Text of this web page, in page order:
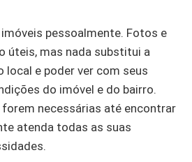
pessoalmente. Fotos e
úteis, mas nada substitui a
local e poder ver com seus
do imóvel e do bairro.
necessárias até encontrar
atenda todas as suas